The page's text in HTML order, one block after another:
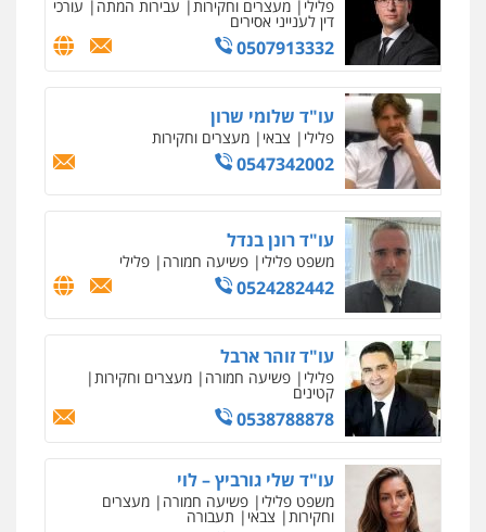
פלילי מעצרים וחקירות עבירות המתה עורכי
דין לענייני אסירים
0507913332
עו"ד שלומי שרון
פלילי צבאי מעצרים וחקירות
0547342002
עו"ד רונן בנדל
משפט פלילי פשיעה חמורה פלילי
0524282442
עו"ד זוהר ארבל
פלילי פשיעה חמורה מעצרים וחקירות
קטינים
0538788878
עו"ד שלי גורביץ – לוי
משפט פלילי פשיעה חמורה מעצרים
וחקירות צבאי תעבורה
אחסון אתרים
מהירות הגנה גיבוי תמיכה שירותים
אסירים עבירות מין שירותים מקצועיים
0544500346
טיפול בהתמכרויות שירותים מקצועיים
לעורכי דין
0504062539
עו"ד ד"ר אבי שקד
עבירות כלכליות הלבנת הון חילוטים
עבירות פליליות
0544385337